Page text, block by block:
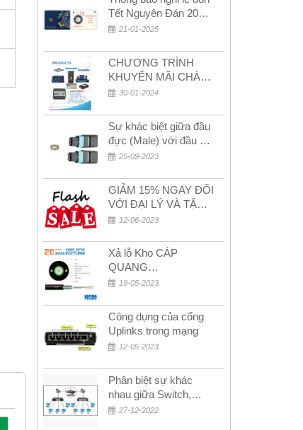
Tết Nguyên Đán 2026
– Xuân Bính Ngọ!
21-01-2025
CHƯƠNG TRÌNH
KHUYẾN MÃI CHÀO
MỪNG NĂM MỚI
30-01-2024
Sự khác biệt giữa đầu
đực (Male) với đầu cái
(Female) trong bộ đầu
25-09-2023
GIẢM 15% NGAY ĐỐI
VỚI ĐẠI LÝ VÀ TẶNG
QUÀ KHÁCH HÀNG
12-06-2023
Xả lỗ Kho CÁP
QUANG
MULTIMODE CÁP
MULTIMODE 4-8-12-
24Fo SỢI OM1-OM2-
OM3 Siêu Rẻ 5k
19-05-2023
Công dụng của cổng
Uplinks trong mạng
12-05-2023
Phân biệt sự khác
nhau giữa Switch,
Router và Hub
27-12-2022